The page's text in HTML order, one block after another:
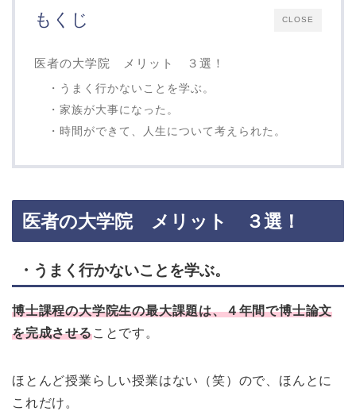
CLOSE
もくじ
医者の大学院 メリット ３選！
・うまく行かないことを学ぶ。
・家族が大事になった。
・時間ができて、人生について考えられた。
医者の大学院 メリット ３選！
・うまく行かないことを学ぶ。
博士課程の大学院生の最大課題は、４年間で博士論文
を完成させることです。
ほとんど授業らしい授業はない（笑）ので、ほんとに
これだけ。